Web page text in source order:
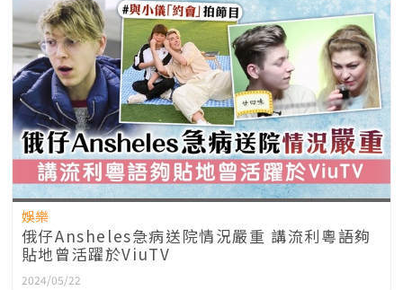
娛樂
俄仔Ansheles急病送院情況嚴重 講流利粵語夠
貼地曾活躍於ViuTV
2024/05/22